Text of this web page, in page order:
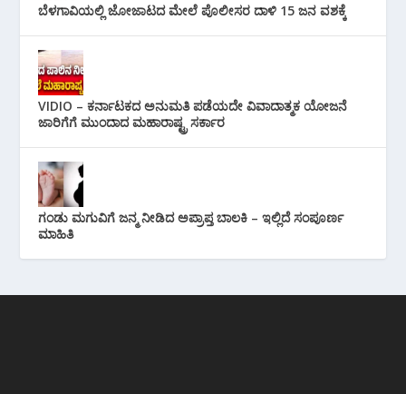
ಬೆಳಗಾವಿಯಲ್ಲಿ ಜೋಜಾಟದ ಮೇಲೆ ಪೊಲೀಸರ ದಾಳಿ 15 ಜನ ವಶಕ್ಕೆ
VIDIO – ಕರ್ನಾಟಕದ ಅನುಮತಿ ಪಡೆಯದೇ ವಿವಾದಾತ್ಮಕ ಯೋಜನೆ
ಜಾರಿಗೆಗೆ ಮುಂದಾದ ಮಹಾರಾಷ್ಟ್ರ ಸರ್ಕಾರ
ಗಂಡು ಮಗುವಿಗೆ ಜನ್ಮ ನೀಡಿದ ಅಪ್ರಾಪ್ತ ಬಾಲಕಿ – ಇಲ್ಲಿದೆ ಸಂಪೂರ್ಣ
ಮಾಹಿತಿ